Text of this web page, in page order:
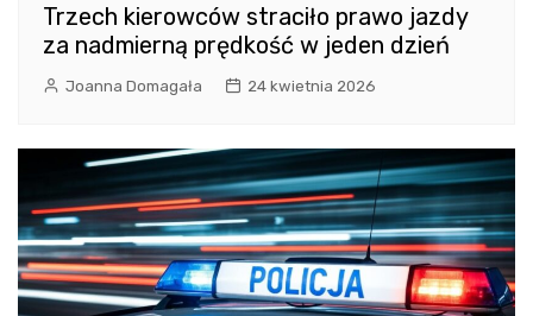
Trzech kierowców straciło prawo jazdy
za nadmierną prędkość w jeden dzień
Joanna Domagała 24 kwietnia 2026